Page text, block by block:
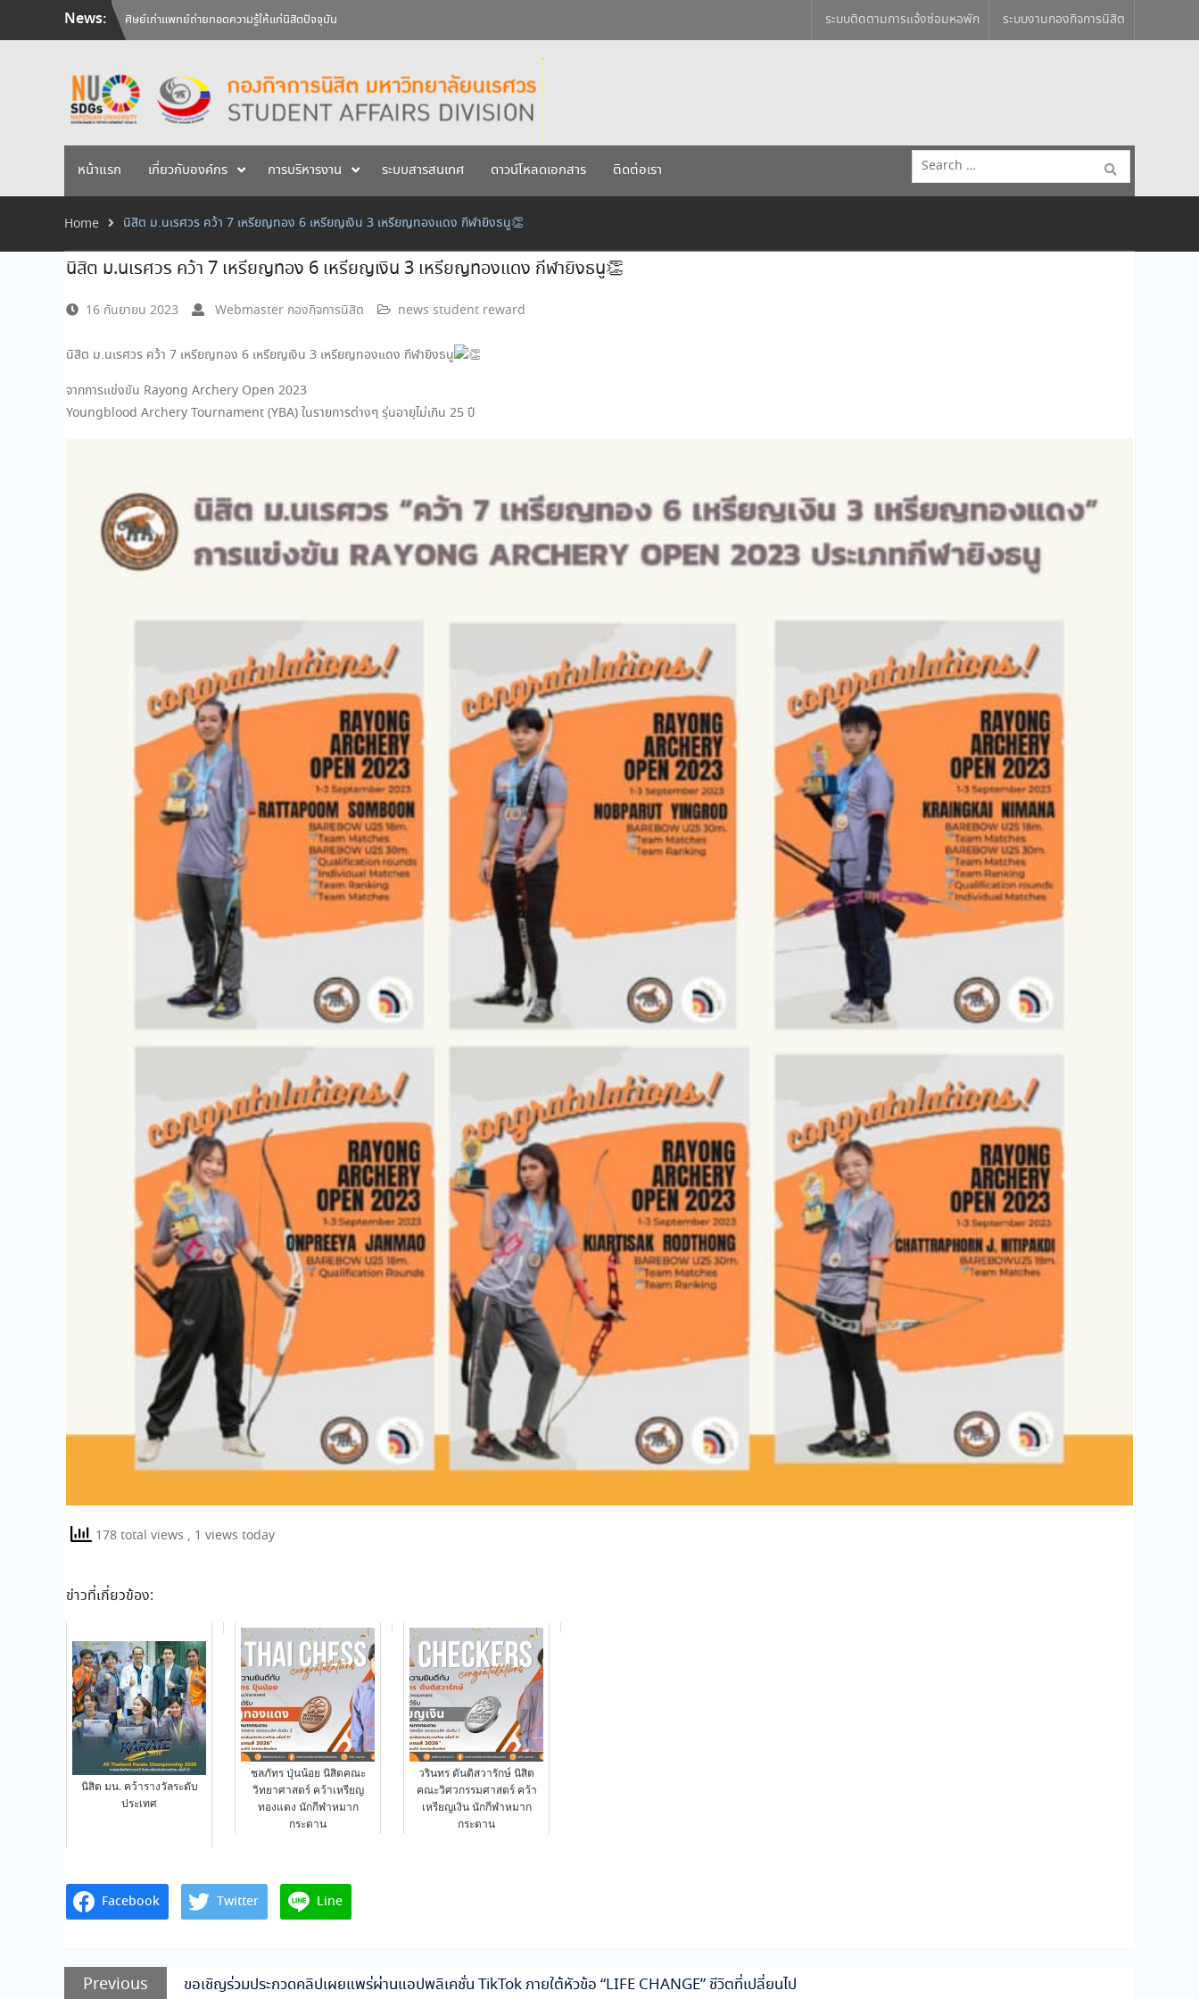
News:
ศิษย์เก่าแพทย์ถ่ายทอดความรู้ให้แก่นิสิตปัจจุบัน
วันคล้ายวันสถาปนามหาวิทยาลัยนเรศวร ครบรอบ 36 ปี 29 กรกฎาคม 2569
ระบบติดตามการแจ้งซ่อมหอพัก ระบบงานกองกิจการนิสิต
หน้าแรก เกี่ยวกับองค์กร การบริหารงาน ระบบสารสนเทศ ดาวน์โหลดเอกสาร ติดต่อเรา
Search
for:
Home นิสิต ม.นเรศวร คว้า 7 เหรียญทอง 6 เหรียญเงิน 3 เหรียญทองแดง กีฬายิงธนู👏
นิสิต ม.นเรศวร คว้า 7 เหรียญทอง 6 เหรียญเงิน 3 เหรียญทองแดง กีฬายิงธนู👏
16 กันยายน 2023 Webmaster กองกิจการนิสิต news student reward
นิสิต ม.นเรศวร คว้า 7 เหรียญทอง 6 เหรียญเงิน 3 เหรียญทองแดง กีฬายิงธนู
จากการแข่งขัน Rayong Archery Open 2023
Youngblood Archery Tournament (YBA) ในรายการต่างๆ รุ่นอายุไม่เกิน 25 ปี
178 total views , 1 views today
ข่าวที่เกี่ยวข้อง:
นิสิต มน. คว้ารางวัลระดับ
ประเทศ
ชลภัทร ปุ่นน้อย นิสิตคณะ
วิทยาศาสตร์ คว้าเหรียญ
ทองแดง นักกีฬาหมาก
กระดาน
วรินทร ตันติสวารักษ์ นิสิต
คณะวิศวกรรมศาสตร์ คว้า
เหรียญเงิน นักกีฬาหมาก
กระดาน
Facebook Twitter Line
แนะแนว
Previous
Previous
ขอเชิญร่วมประกวดคลิปเผยแพร่ผ่านแอปพลิเคชั่น TikTok ภายใต้หัวข้อ “LIFE CHANGE” ชีวิตที่เปลี่ยนไป